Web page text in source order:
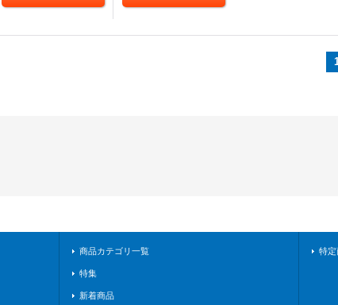
商品カテゴリ一覧
特集
新着商品
特定